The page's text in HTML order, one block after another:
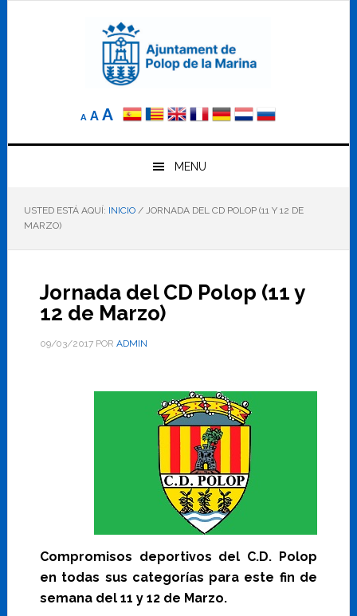
A
Reducir
elA Tamaño
AAumentar
el
tamaño
letra
MENU
USTED ESTÁ AQUÍ: INICIO /JORNADA DEL CD POLOP (11 Y 12 DE
MARZO)
Jornada del CD Polop (11 y
12 de Marzo)
09/03/2017POR ADMIN
Compromisos deportivos del C.D. Polop
en todas sus categorías para este fin de
semana del 11 y 12 de Marzo.